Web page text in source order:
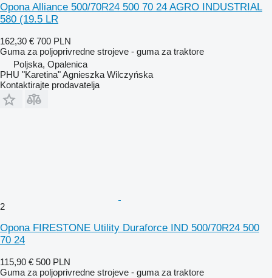
Opona Alliance 500/70R24 500 70 24 AGRO INDUSTRIAL
580 (19.5 LR
162,30 € 700 PLN
Guma za poljoprivredne strojeve - guma za traktore
Poljska, Opalenica
PHU "Karetina" Agnieszka Wilczyńska
Kontaktirajte prodavatelja
2
Opona FIRESTONE Utility Duraforce IND 500/70R24 500
70 24
115,90 € 500 PLN
Guma za poljoprivredne strojeve - guma za traktore